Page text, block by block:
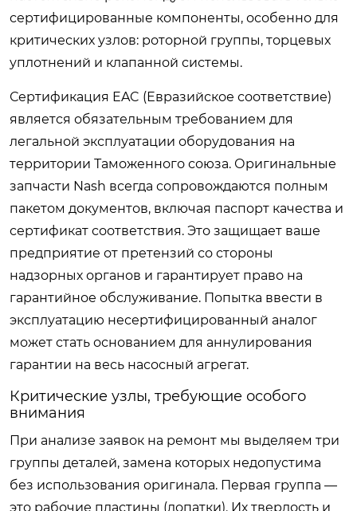
сертифицированные компоненты, особенно для
критических узлов: роторной группы, торцевых
уплотнений и клапанной системы.
Сертификация EAC (Евразийское соответствие)
является обязательным требованием для
легальной эксплуатации оборудования на
территории Таможенного союза. Оригинальные
запчасти Nash всегда сопровождаются полным
пакетом документов, включая паспорт качества и
сертификат соответствия. Это защищает ваше
предприятие от претензий со стороны
надзорных органов и гарантирует право на
гарантийное обслуживание. Попытка ввести в
эксплуатацию несертифицированный аналог
может стать основанием для аннулирования
гарантии на весь насосный агрегат.
Критические узлы, требующие особого
внимания
При анализе заявок на ремонт мы выделяем три
группы деталей, замена которых недопустима
без использования оригинала. Первая группа —
это рабочие пластины (лопатки). Их твердость и